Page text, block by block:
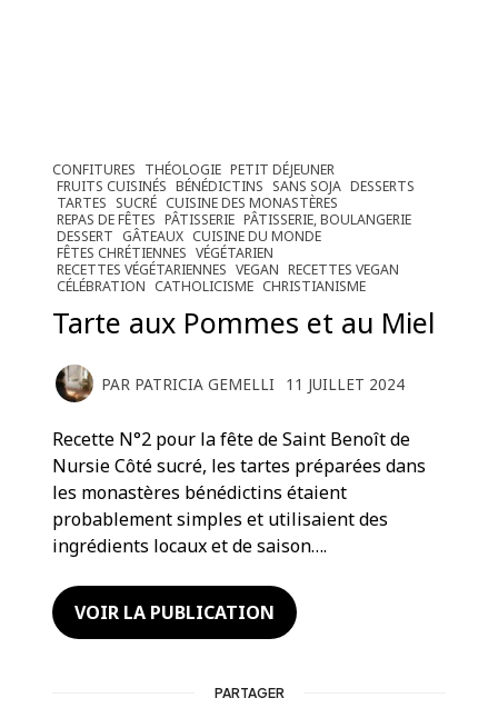
CONFITURES THÉOLOGIE PETIT DÉJEUNER
FRUITS CUISINÉS BÉNÉDICTINS SANS SOJA DESSERTS
TARTES SUCRÉ CUISINE DES MONASTÈRES
REPAS DE FÊTES PÂTISSERIE PÂTISSERIE, BOULANGERIE
DESSERT GÂTEAUX CUISINE DU MONDE
FÊTES CHRÉTIENNES VÉGÉTARIEN
RECETTES VÉGÉTARIENNES VEGAN RECETTES VEGAN
CÉLÉBRATION CATHOLICISME CHRISTIANISME
Tarte aux Pommes et au Miel
PAR PATRICIA GEMELLI 11 JUILLET 2024
Recette N°2 pour la fête de Saint Benoît de
Nursie Côté sucré, les tartes préparées dans
les monastères bénédictins étaient
probablement simples et utilisaient des
ingrédients locaux et de saison….
VOIR LA PUBLICATION
PARTAGER